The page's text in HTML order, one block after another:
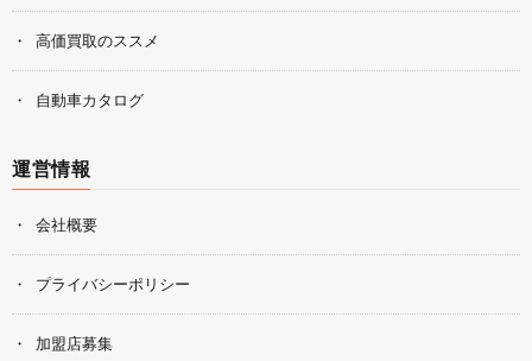
高価買取のススメ
自動車カタログ
運営情報
会社概要
プライバシーポリシー
加盟店募集